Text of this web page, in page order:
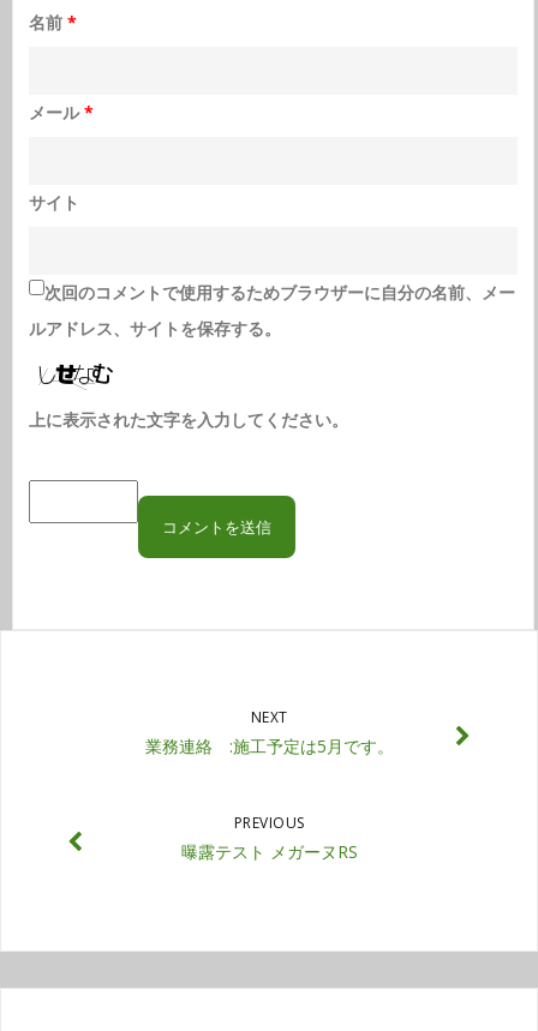
名前 *
メール*
サイト
次回のコメントで使用するためブラウザーに自分の名前、メー
ルアドレス、サイトを保存する。
上に表示された文字を入力してください。
NEXT
業務連絡 :施工予定は5月です。
PREVIOUS
曝露テスト メガーヌRS